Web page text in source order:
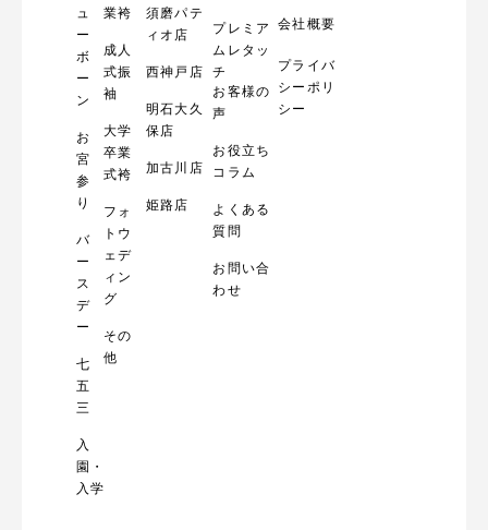
ュ
ー
ボ
ー
ン
お
宮
参
り
バ
ー
ス
デ
ー
七
五
三
入
園・
入学
業袴
成人
式振
袖
大学
卒業
式袴
フォ
トウ
ェデ
ィン
グ
その
他
須磨パテ
ィオ店
西神戸店
明石大久
保店
加古川店
姫路店
プレミア
ムレタッ
チ
お客様の
声
お役立ち
コラム
よくある
質問
お問い合
わせ
会社概要
プライバ
シーポリ
シー